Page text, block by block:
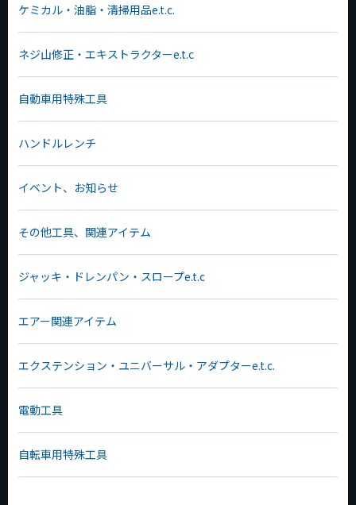
ケミカル・油脂・清掃用品e.t.c.
ネジ山修正・エキストラクターe.t.c
自動車用特殊工具
ハンドルレンチ
イベント、お知らせ
その他工具、関連アイテム
ジャッキ・ドレンパン・スロープe.t.c
エアー関連アイテム
エクステンション・ユニバーサル・アダプターe.t.c.
電動工具
自転車用特殊工具